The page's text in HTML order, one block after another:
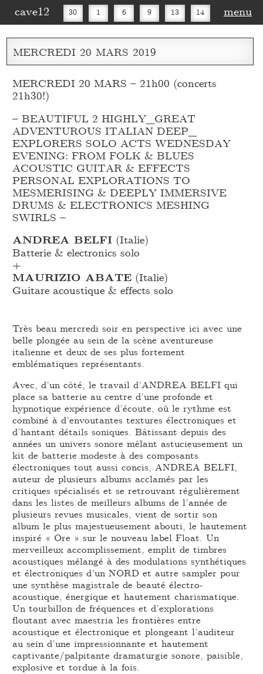
cave12 30 1 6 9 13 14
16 20 27 30
menu
MERCREDI 20 MARS 2019
MERCREDI 20 MARS – 21h00 (concerts
21h30!)
– BEAUTIFUL 2 HIGHLY_ GREAT
ADVENTUROUS ITALIAN DEEP_
EXPLORERS SOLO ACTS WEDNESDAY
EVENING: FROM FOLK & BLUES
ACOUSTIC GUITAR & EFFECTS
PERSONAL EXPLORATIONS TO
MESMERISING & DEEPLY IMMERSIVE
DRUMS & ELECTRONICS MESHING
SWIRLS –
ANDREA BELFI (Italie)
Batterie & electronics solo
+
MAURIZIO ABATE (Italie)
Guitare acoustique & effects solo
Très beau mercredi soir en perspective ici avec une
belle plongée au sein de la scène aventureuse
italienne et deux de ses plus fortement
emblématiques représentants.
Avec, d’un côté, le travail d’ANDREA BELFI qui
place sa batterie au centre d’une profonde et
hypnotique expérience d’écoute, où le rythme est
combiné à d’envoutantes textures électroniques et
d’hantant détails soniques. Bâtissant depuis des
années un univers sonore mêlant astucieusement un
kit de batterie modeste à des composants
électroniques tout aussi concis, ANDREA BELFI,
auteur de plusieurs albums acclamés par les
critiques spécialisés et se retrouvant régulièrement
dans les listes de meilleurs albums de l’année de
plusieurs revues musicales, vient de sortir son
album le plus majestueusement abouti, le hautement
inspiré « Ore » sur le nouveau label Float. Un
merveilleux accomplissement, emplit de timbres
acoustiques mélangé à des modulations synthétiques
et électroniques d’un NORD et autre sampler pour
une synthèse magistrale de beauté électro-
acoustique, énergique et hautement charismatique.
Un tourbillon de fréquences et d’explorations
floutant avec maestria les frontières entre
acoustique et électronique et plongeant l’auditeur
au sein d’une impressionnante et hautement
captivante/palpitante dramaturgie sonore, paisible,
explosive et tordue à la fois.